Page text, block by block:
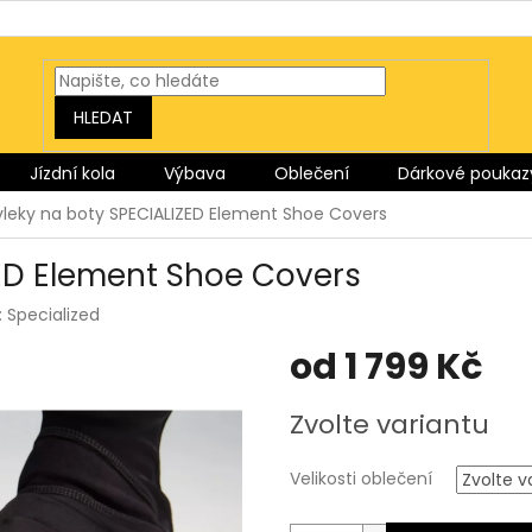
HLEDAT
Jízdní kola Výbava Oblečení Dárkové
na boty SPECIALIZED Element Shoe Covers
Element Shoe Covers
Specialized
od 1 799 Kč
cena:
Zvolte variantu
Velikosti oblečení